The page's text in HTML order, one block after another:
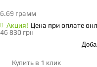
6.69 грамм
Акция! Цена при оплате
46 830 грн
Купить в 1 клик